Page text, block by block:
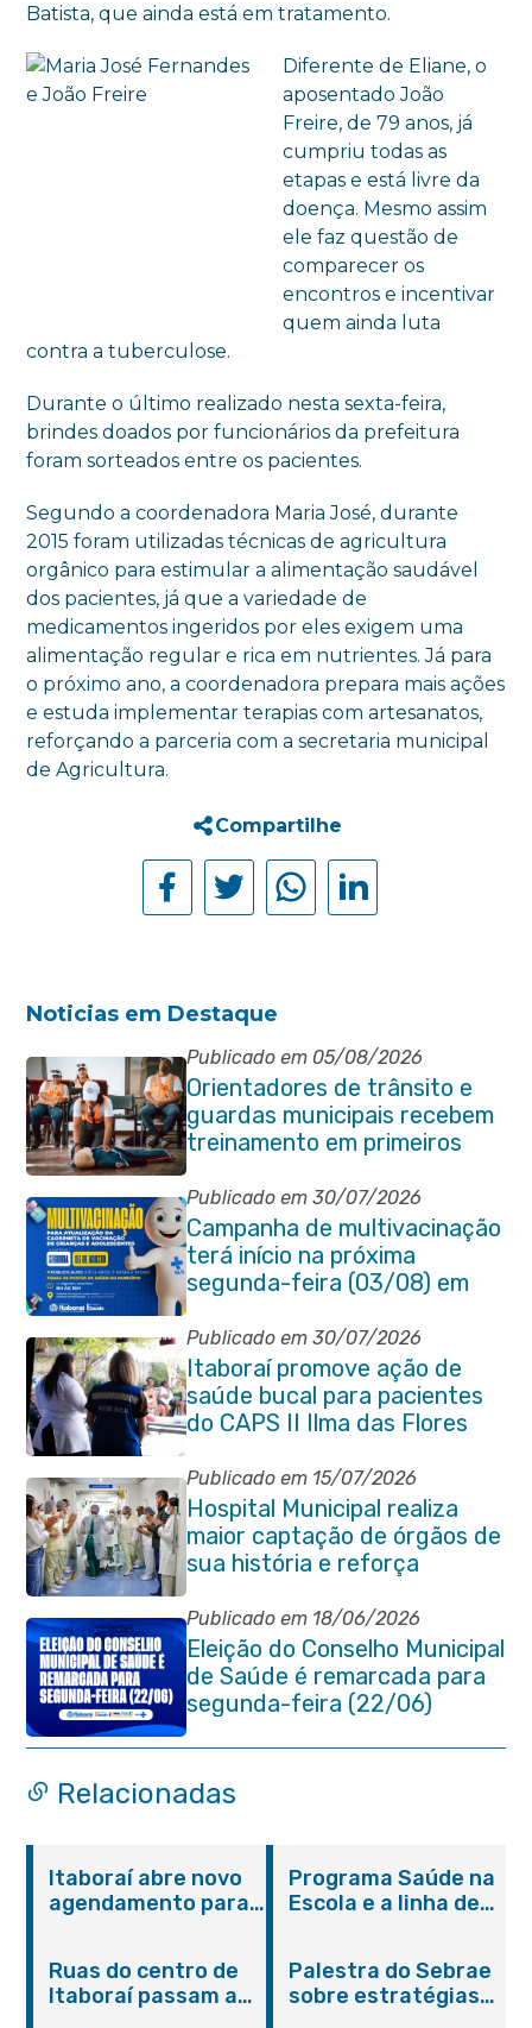
Batista, que ainda está em tratamento.
Diferente de Eliane, o
aposentado João
Freire, de 79 anos, já
cumpriu todas as
etapas e está livre da
doença. Mesmo assim
ele faz questão de
comparecer os
encontros e incentivar
quem ainda luta
contra a tuberculose.
Durante o último realizado nesta sexta-feira,
brindes doados por funcionários da prefeitura
foram sorteados entre os pacientes.
Segundo a coordenadora Maria José, durante
2015 foram utilizadas técnicas de agricultura
orgânico para estimular a alimentação saudável
dos pacientes, já que a variedade de
medicamentos ingeridos por eles exigem uma
alimentação regular e rica em nutrientes. Já para
o próximo ano, a coordenadora prepara mais ações
e estuda implementar terapias com artesanatos,
reforçando a parceria com a secretaria municipal
de Agricultura.
Compartilhe
Noticias em Destaque
Publicado em 05/08/2026
Orientadores de trânsito e
guardas municipais recebem
treinamento em primeiros
socorros em Itaboraí
Publicado em 30/07/2026
Campanha de multivacinação
terá início na próxima
segunda-feira (03/08) em
Itaboraí
Publicado em 30/07/2026
Itaboraí promove ação de
saúde bucal para pacientes
do CAPS II Ilma das Flores
Publicado em 15/07/2026
Hospital Municipal realiza
maior captação de órgãos de
sua história e reforça
compromisso com a vida
Publicado em 18/06/2026
Eleição do Conselho Municipal
de Saúde é remarcada para
segunda-feira (22/06)
Relacionadas
Itaboraí abre novo
agendamento para
Programa Saúde na
Escola e a linha de
promovem
conscientização
Ruas do centro de
Itaboraí passam a
Palestra do Sebrae
sobre estratégias